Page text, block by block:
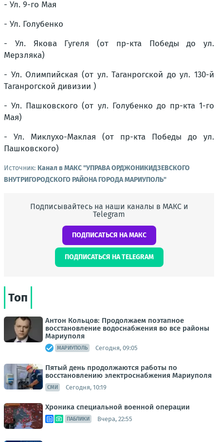
- Ул. 9-го Мая
- Ул. Голубенко
- Ул. Якова Гугеля (от пр-кта Победы до ул.
Мерзляка)
- Ул. Олимпийская (от ул. Таганрогской до ул. 130-й
Таганрогской дивизии )
- Ул. Пашковского (от ул. Голубенко до пр-кта 1-го
Мая)
- Ул. Миклухо-Маклая (от пр-кта Победы до ул.
Пашковского)
Источник: Канал в МАКС "УПРАВА ОРДЖОНИКИДЗЕВСКОГО
ВНУТРИГОРОДСКОГО РАЙОНА ГОРОДА МАРИУПОЛЬ"
Подписывайтесь на наши каналы в МАКС и
Telegram
ПОДПИСАТЬСЯ НА МАКС
ПОДПИСАТЬСЯ НА TELEGRAM
Топ
Антон Кольцов: Продолжаем поэтапное
восстановление водоснабжения во все районы
Мариуполя
МАРИУПОЛЬ Сегодня, 09:05
Пятый день продолжаются работы по
восстановлению электроснабжения Мариуполя
СМИ Сегодня, 10:19
Хроника специальной военной операции
ПАБЛИКИ Вчера, 22:55